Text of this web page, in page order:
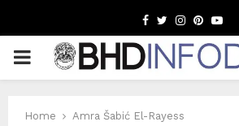
Facebook
TwitterInstagram
PRIMARY
Home Amra Šabić El-Rayess